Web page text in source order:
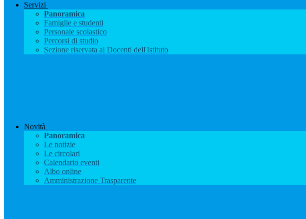
Servizi
Panoramica
Famiglie e studenti
Personale scolastico
Percorsi di studio
Sezione riservata ai Docenti dell'Istituto
Novità
Panoramica
Le notizie
Le circolari
Calendario eventi
Albo online
Amministrazione Trasparente